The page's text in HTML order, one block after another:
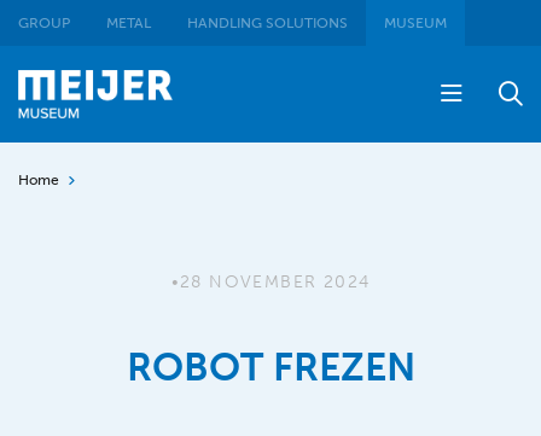
GROUP METAL HANDLING SOLUTIONS MUSEUM
Home
•28 NOVEMBER 2024
ROBOT FREZEN